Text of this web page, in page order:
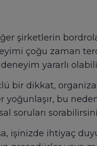
şirketlerin
çoğu zaman
yararlı
bir dikkat,
yoğunlaşır, bu
soruları
işinizde ihtiyaç